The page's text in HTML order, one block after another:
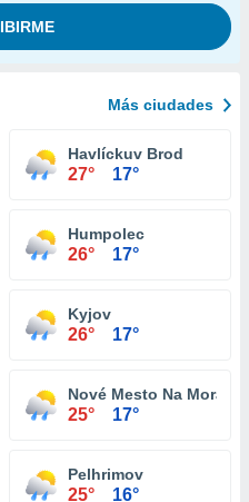
Más ciudades
Havlíckuv Brod
27° 17°
Humpolec
26° 17°
Kyjov
26° 17°
Nové Mesto Na Morave
25° 17°
Pelhrimov
25° 16°